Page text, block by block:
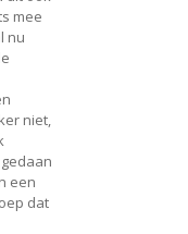
mee
nu
niet,
een
dat